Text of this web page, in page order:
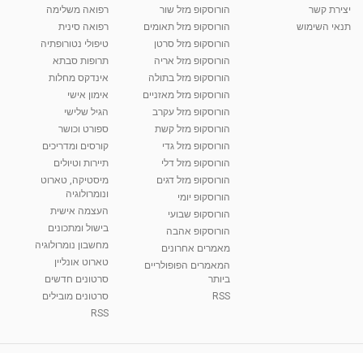
יצירת קשר
תנאי השימוש
הורוסקופ מזל שור
הורוסקופ מזל תאומים
הורוסקופ מזל סרטן
הורוסקופ מזל אריה
הורוסקופ מזל בתולה
הורוסקופ מזל מאזניים
הורוסקופ מזל עקרב
הורוסקופ מזל קשת
הורוסקופ מזל גדי
הורוסקופ מזל דלי
הורוסקופ מזל דגים
הורוסקופ יומי
הורוסקופ שבועי
הורוסקופ אהבה
מאמרים אחרונים
המאמרים הפופולריים
ביותר
RSS
רפואה משלימה
רפואה סינית
טיפולי נטורופתיה
תרופות סבתא
אינדקס מחלות
אימון אישי
הגיל שלישי
ספורט וכושר
קורסים ומדריכים
תיירות וטיולים
מיסטיקה, טארוט
ונומרולוגיה
העצמה אישית
בישול ומתכונים
מחשבון נומרולוגיה
טארוט אונליין
סרטונים חדשים
סרטונים מובילים
RSS